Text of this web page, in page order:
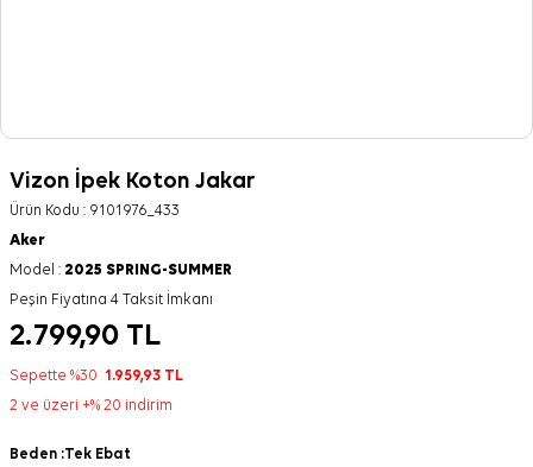
Vizon İpek Koton Jakar
Ürün Kodu : 9101976_433
Aker
Model : 2025 SPRING-SUMMER
Peşin Fiyatına 4 Taksit İmkanı
2.799,90 TL
Sepette %30 1.959,93 TL
2 ve üzeri +% 20 indirim
Beden :Tek Ebat